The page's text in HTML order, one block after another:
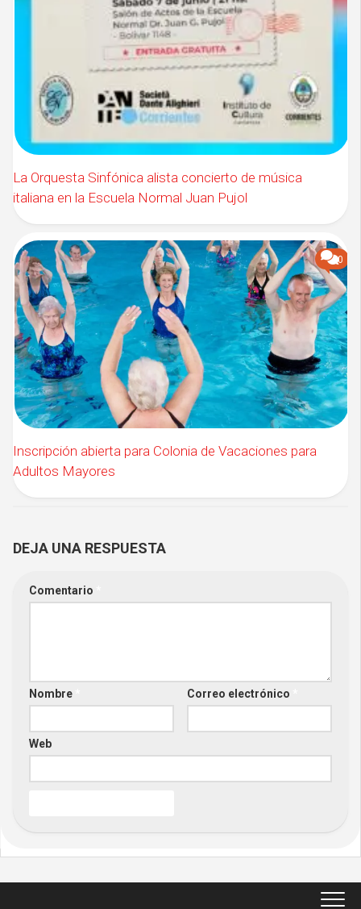
La Orquesta Sinfónica alista concierto de música
italiana en la Escuela Normal Juan Pujol
0
Inscripción abierta para Colonia de Vacaciones para
Adultos Mayores
DEJA UNA RESPUESTA
Comentario
Nombre Correo electrónico
Web